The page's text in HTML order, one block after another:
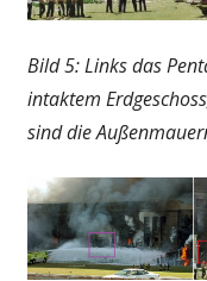
Bild 5: Links das
intaktem
sind die